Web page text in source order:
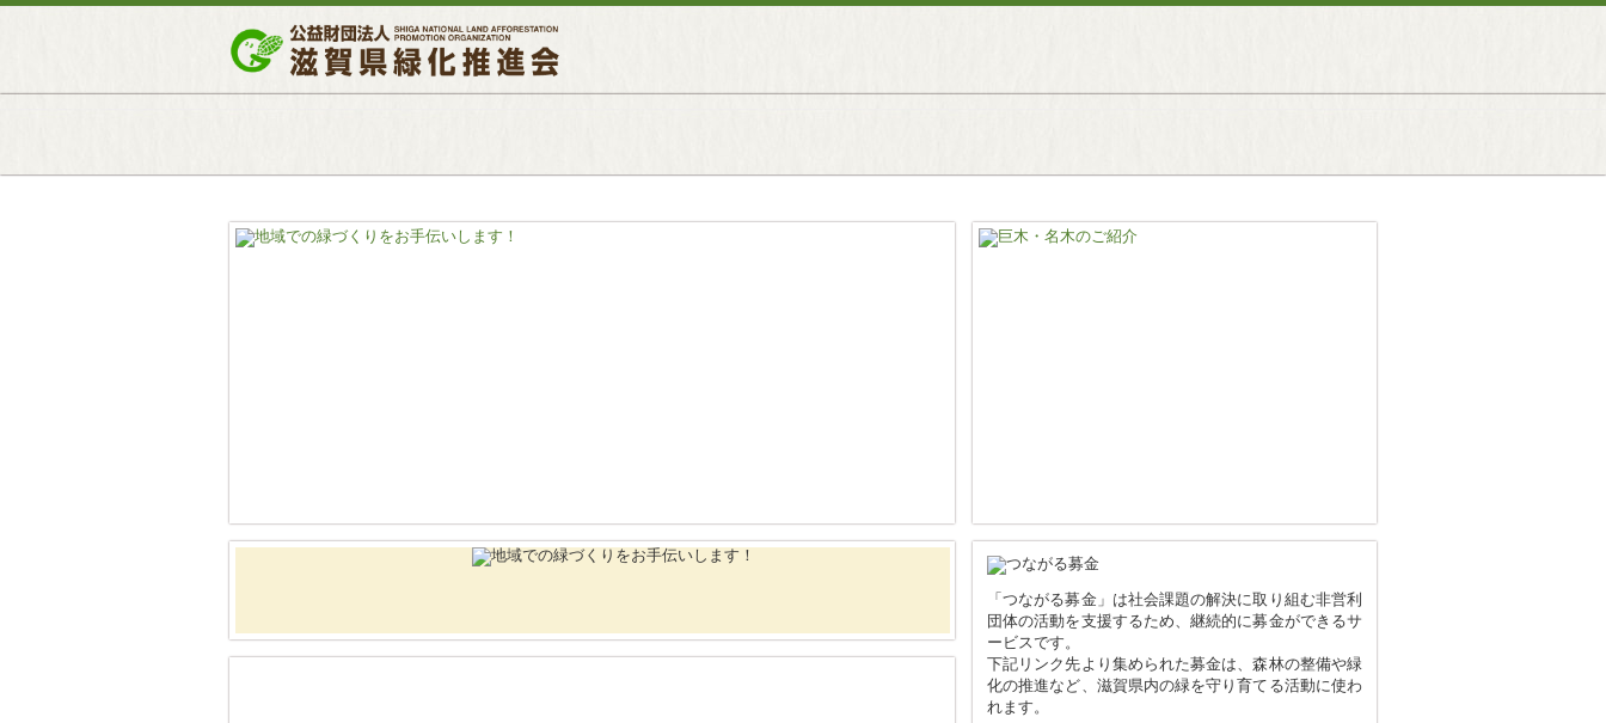
「つながる募金」は社会課題の解決に取り組む非営利
団体の活動を支援するため、継続的に募金ができるサ
ービスです。
下記リンク先より集められた募金は、森林の整備や緑
化の推進など、滋賀県内の緑を守り育てる活動に使わ
れます。